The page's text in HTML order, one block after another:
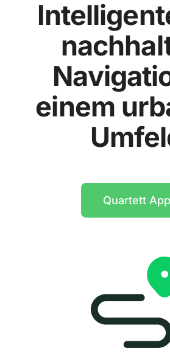
einem
Quartett App